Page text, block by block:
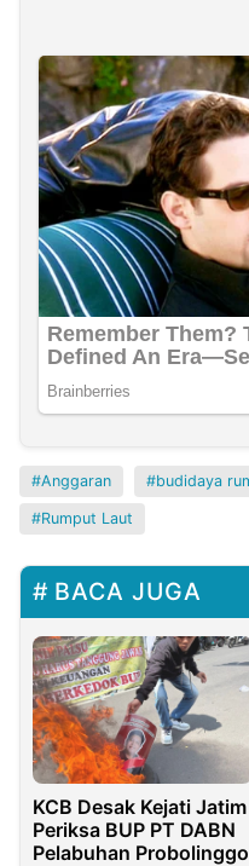
Anggaran budidaya
Rumput Laut
BACA JUGA
KCB Desak Kejati Jatim
Periksa BUP PT DABN
Pelabuhan Probolinggo